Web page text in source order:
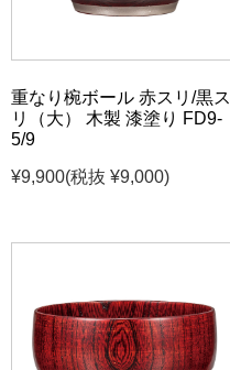
重なり椀ボール 赤スリ/黒ス
リ（大） 木製 漆塗り FD9-
5/9
¥9,900(税抜 ¥9,000)